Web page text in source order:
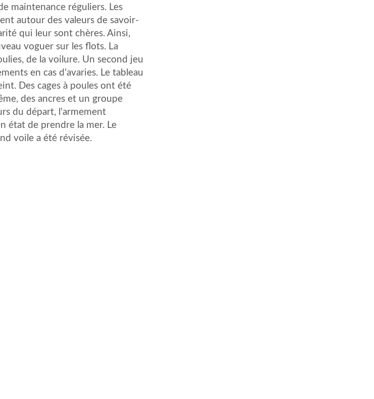
maintenance réguliers. Les
autour des valeurs de savoir-
qui leur sont chères. Ainsi,
voguer sur les flots. La
de la voilure. Un second jeu
en cas d’avaries. Le tableau
Des cages à poules ont été
des ancres et un groupe
du départ, l’armement
état de prendre la mer. Le
voile a été révisée.